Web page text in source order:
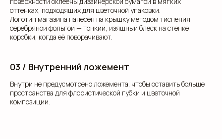
оттенках, подходящих для цветочной упаковки.
Логотип магазина нанесён на крышку методом тиснения
серебряной фольгой — тонкий, изящный блеск на стенке
коробки, когда её поворачивают.
03 / Внутренний ложемент
Внутри не предусмотрено ложемента, чтобы оставить больше
пространства для флористической губки и цветочной
композиции.
Свяжитесь с нами для консультации. Мы обсудим
ваши потребности, предложим варианты и
разработаем упаковку, которая подчеркнет
предложить решения, соответствующие вашим
задачам и бюджету.
ИДЕАЛЬНОЕ РЕШЕНИЕ